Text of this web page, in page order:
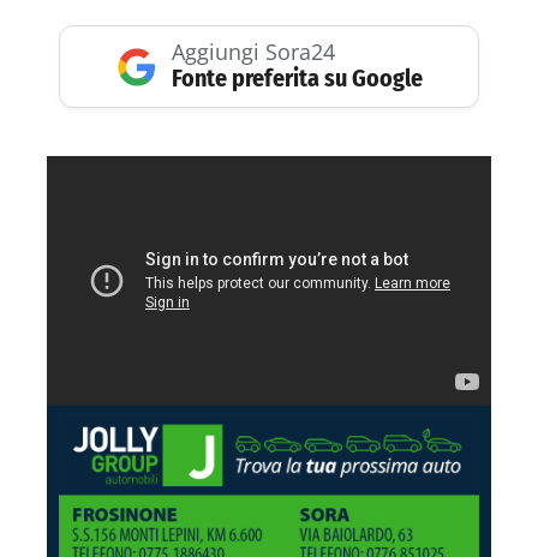
Aggiungi Sora24
Fonte preferita su Google